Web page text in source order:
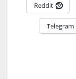
Reddit
Telegram